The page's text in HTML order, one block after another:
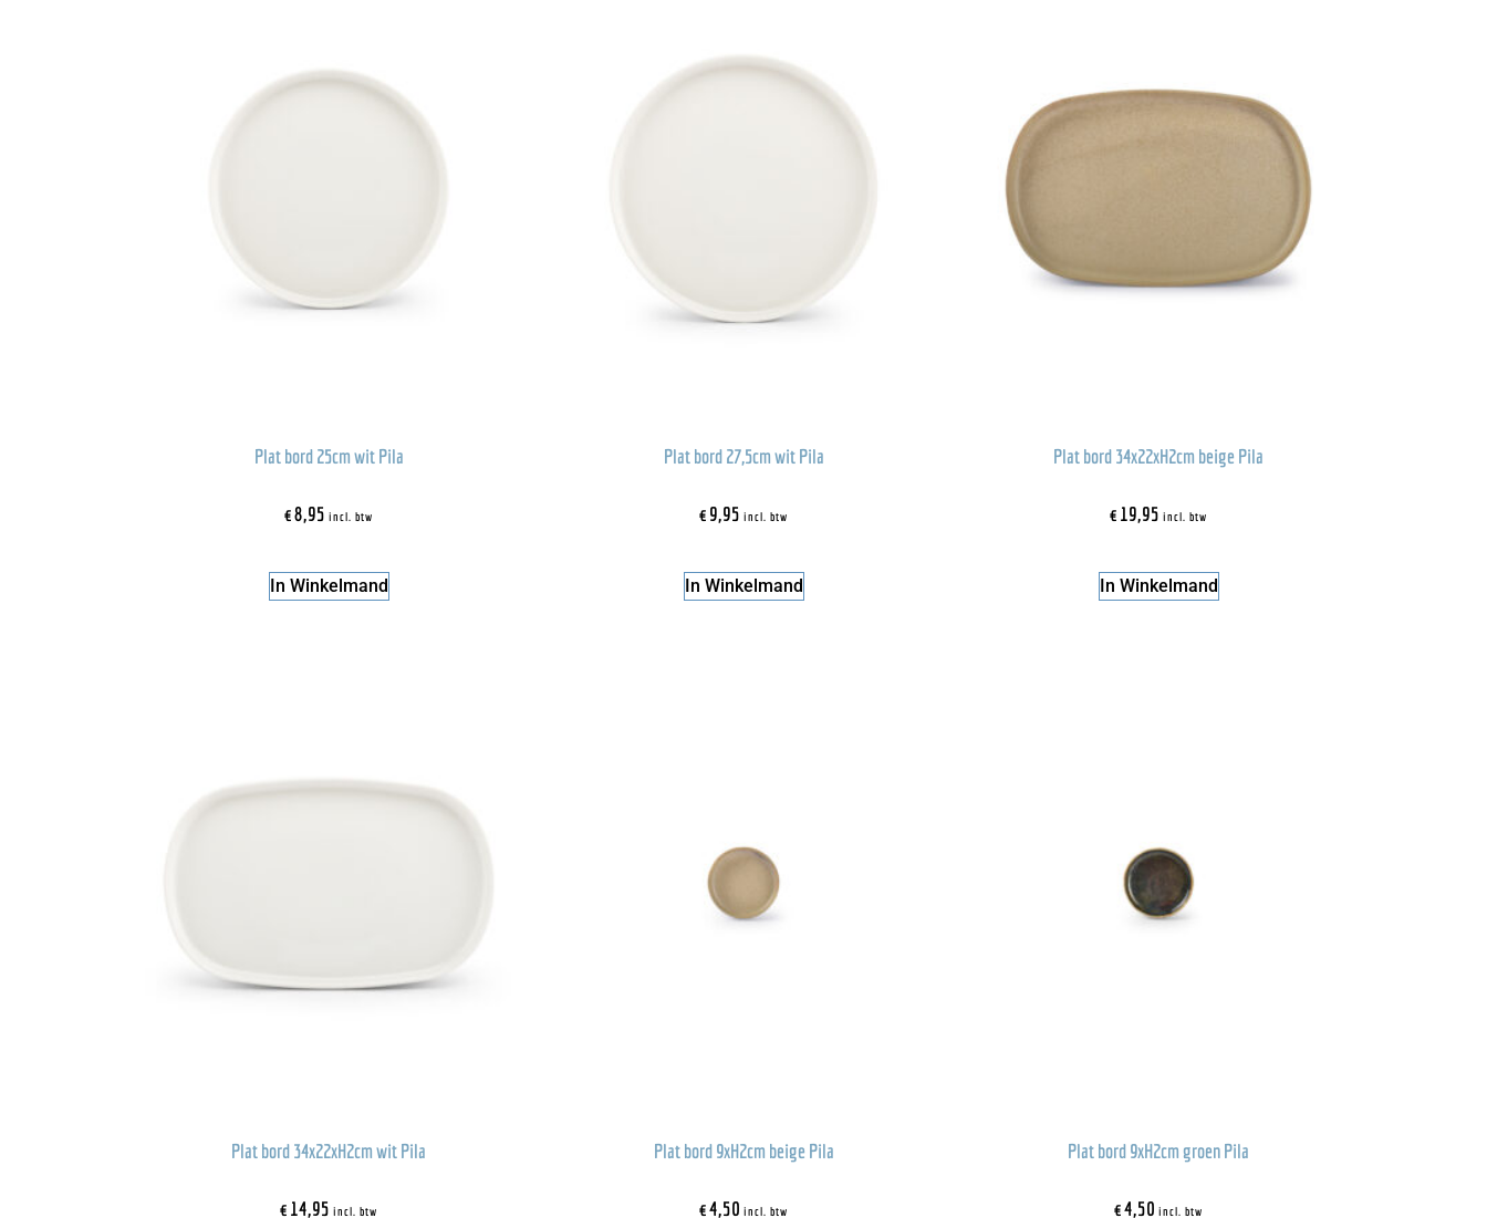
Plat bord 25cm wit Pila
€8,95 incl. btw
In Winkelmand
Plat bord 27,5cm wit Pila
€9,95 incl. btw
In Winkelmand
Plat bord 34x22xH2cm beige Pila
€19,95 incl. btw
In Winkelmand
Plat bord 34x22xH2cm wit Pila
€14,95 incl. btw
Plat bord 9xH2cm beige Pila
€4,50 incl. btw
Plat bord 9xH2cm groen Pila
€4,50 incl. btw